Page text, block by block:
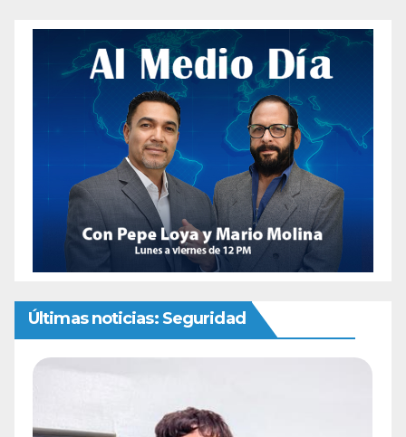
Últimas noticias: Seguridad